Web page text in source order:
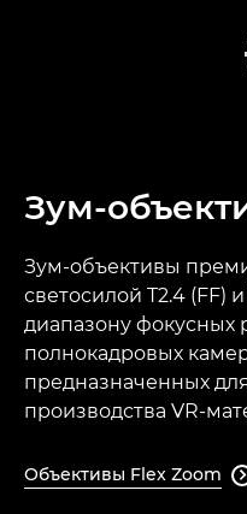
Зум-
Зум-объективы
светосилой T2.4 (FF)
диапазону фокусных
полнокадровых
предназначенных
производства VR-
Объективы Flex Zoom 